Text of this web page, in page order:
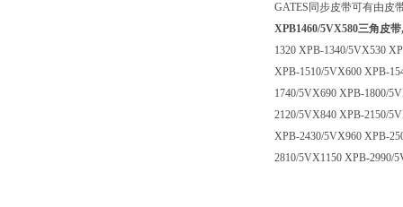
GATES同步皮带可有由皮
XPB1460/5VX580三角皮
1320 XPB-1340/5VX530
XPB-1510/5VX600 XPB-
1740/5VX690 XPB-1800/
2120/5VX840 XPB-2150/
XPB-2430/5VX960 XPB-
2810/5VX1150 XPB-2990/